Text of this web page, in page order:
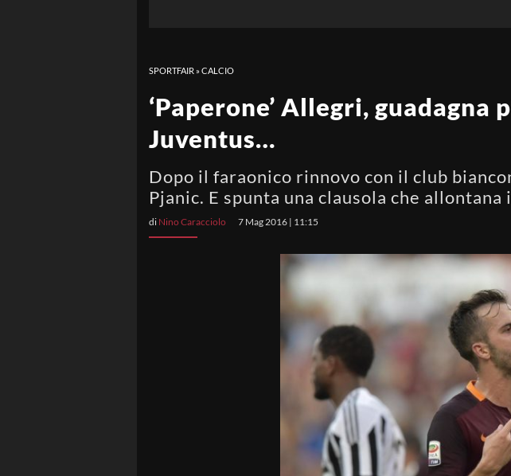
SPORTFAIR »CALCIO
‘Paperone’ Allegri,
Juventus…
Dopo il faraonico rinnovo con il club
Pjanic. E spunta una clausola che
di Nino Caracciolo 7 Mag 2016 | 11:15